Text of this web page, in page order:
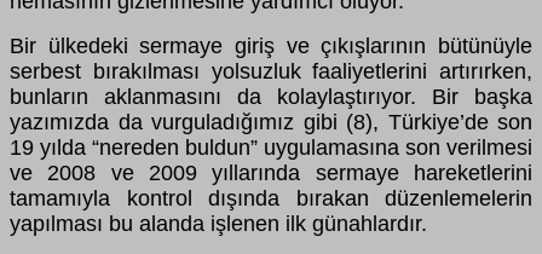
Bir ülkedeki sermaye giriş ve çıkışlarının bütünüyle
serbest bırakılması yolsuzluk faaliyetlerini artırırken,
bunların aklanmasını da kolaylaştırıyor. Bir başka
yazımızda da vurguladığımız gibi (8), Türkiye’de son
19 yılda “nereden buldun” uygulamasına son verilmesi
ve 2008 ve 2009 yıllarında sermaye hareketlerini
tamamıyla kontrol dışında bırakan düzenlemelerin
yapılması bu alanda işlenen ilk günahlardır.